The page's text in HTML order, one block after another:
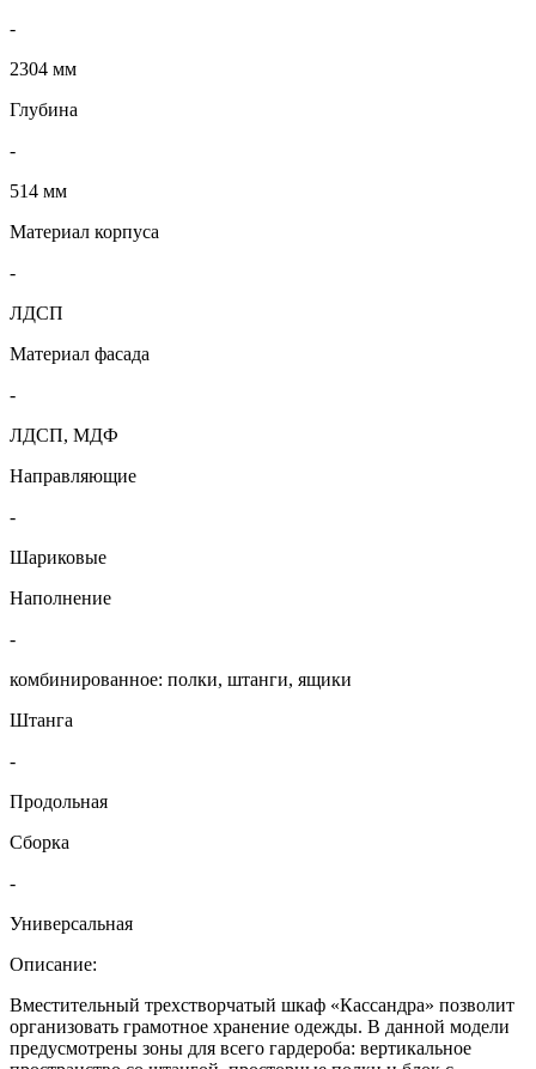
-
2304 мм
Глубина
-
514 мм
Материал корпуса
-
ЛДСП
Материал фасада
-
ЛДСП, МДФ
Направляющие
-
Шариковые
Наполнение
-
комбинированное: полки, штанги, ящики
Штанга
-
Продольная
Сборка
-
Универсальная
Описание:
Вместительный трехстворчатый шкаф «Кассандра» позволит
организовать грамотное хранение одежды. В данной модели
предусмотрены зоны для всего гардероба: вертикальное